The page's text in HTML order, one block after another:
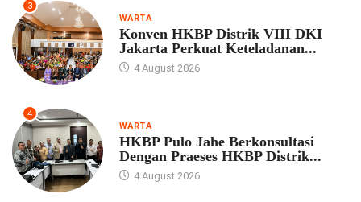
3
WARTA
Konven HKBP Distrik VIII DKI
Jakarta Perkuat Keteladanan...
4 August 2026
4
WARTA
HKBP Pulo Jahe Berkonsultasi
Dengan Praeses HKBP Distrik...
4 August 2026